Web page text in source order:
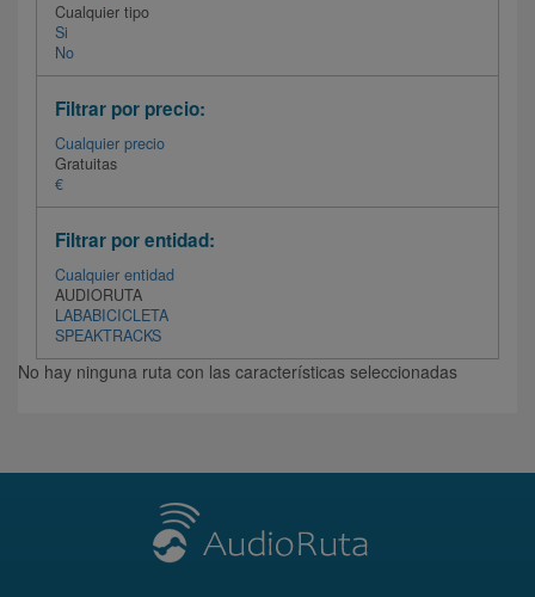
Cualquier tipo
Si
No
Filtrar por precio:
Cualquier precio
Gratuitas
€
Filtrar por entidad:
Cualquier entidad
AUDIORUTA
LABABICICLETA
SPEAKTRACKS
No hay ninguna ruta con las características seleccionadas